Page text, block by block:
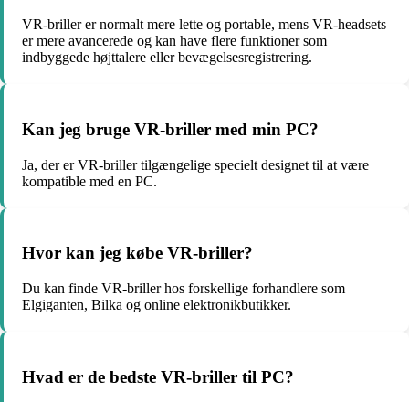
VR-briller er normalt mere lette og portable, mens VR-headsets
er mere avancerede og kan have flere funktioner som
indbyggede højttalere eller bevægelsesregistrering.
Kan jeg bruge VR-briller med min PC?
Ja, der er VR-briller tilgængelige specielt designet til at være
kompatible med en PC.
Hvor kan jeg købe VR-briller?
Du kan finde VR-briller hos forskellige forhandlere som
Elgiganten, Bilka og online elektronikbutikker.
Hvad er de bedste VR-briller til PC?